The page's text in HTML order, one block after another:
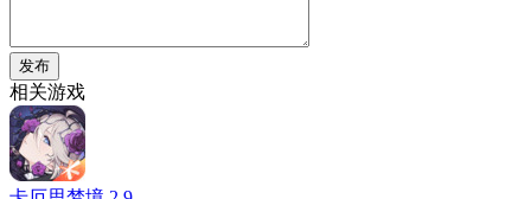
发布
相关游戏